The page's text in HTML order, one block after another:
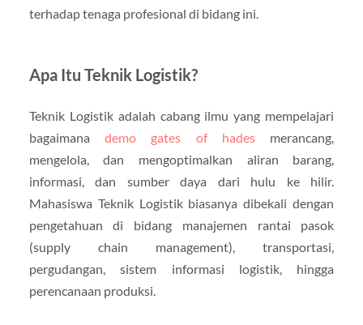
terhadap tenaga profesional di bidang ini.
Apa Itu Teknik Logistik?
Teknik Logistik adalah cabang ilmu yang mempelajari
bagaimanademo gates of hadesmerancang,
mengelola, dan mengoptimalkan aliran barang,
informasi, dan sumber daya dari hulu ke hilir.
Mahasiswa Teknik Logistik biasanya dibekali dengan
pengetahuan di bidang manajemen rantai pasok
(supply chain management), transportasi,
pergudangan, sistem informasi logistik, hingga
perencanaan produksi.